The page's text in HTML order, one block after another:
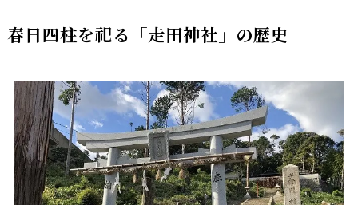
春日四柱を祀る「走田神社」の歴史